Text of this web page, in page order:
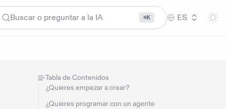
Buscar o preguntar a la IA ⌘K ES
Tabla de Contenidos
¿Quieres empezar a crear?
¿Quieres programar con un agente